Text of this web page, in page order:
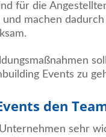
für die
machen
Events zu
den
sehr